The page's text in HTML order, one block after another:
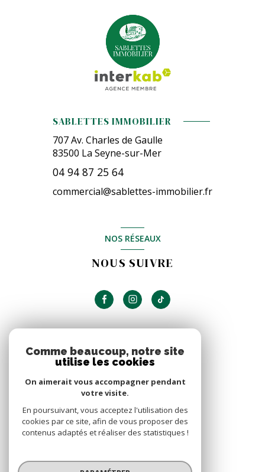
SABLETTES IMMOBILIER
707 Av. Charles de Gaulle
83500 La Seyne-sur-Mer
04 94 87 25 64
commercial@sablettes-immobilier.fr
NOS RÉSEAUX
NOUS SUIVRE
NOUS ADHÉRONS
© 2026 | Tous droits réservés
Comme beaucoup, notre site
utilise les cookies
On aimerait vous accompagner pendant
votre visite.
En poursuivant, vous acceptez l'utilisation des
cookies par ce site, afin de vous proposer des
contenus adaptés et réaliser des statistiques !